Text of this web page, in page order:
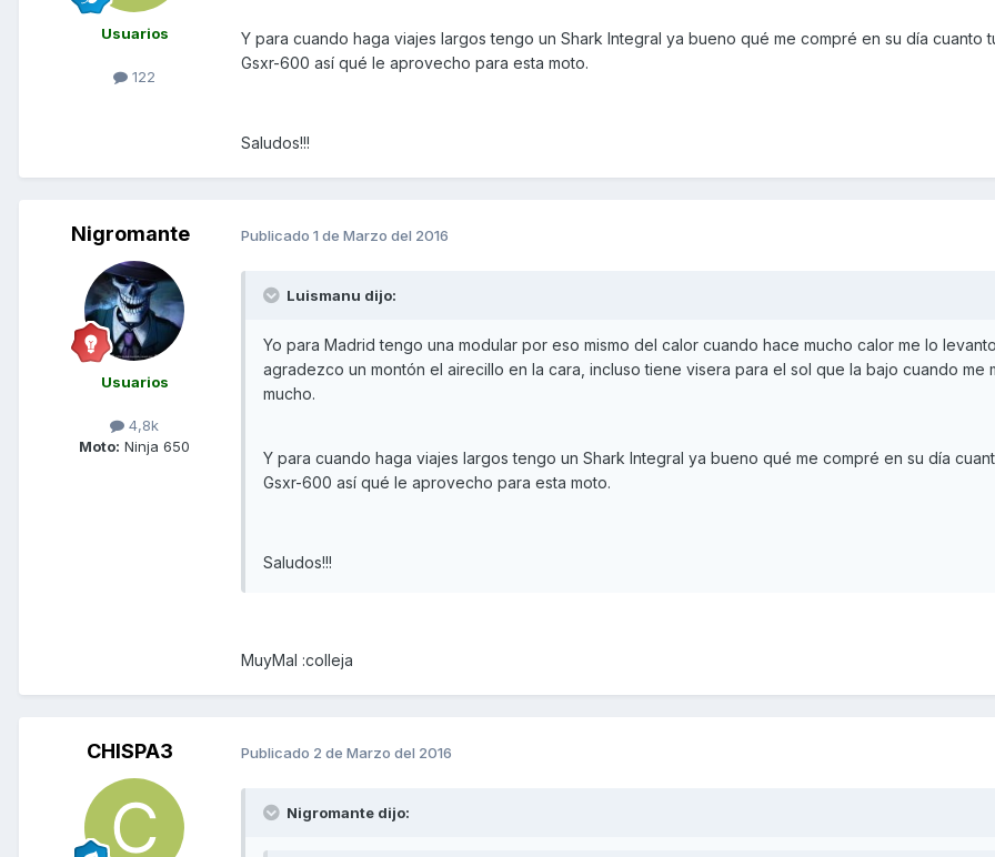
Usuarios
122
Y para cuando haga viajes largos tengo un Shark Integral ya bueno qué me compré en su día cuanto
Gsxr-600 así qué le aprovecho para esta moto.
Saludos!!!
Nigromante
Usuarios
4,8k
Moto: Ninja 650
Publicado 1 de Marzo del 2016
Luismanu dijo:
Yo para Madrid tengo una modular por eso mismo del calor cuando hace mucho calor me lo
agradezco un montón el airecillo en la cara, incluso tiene visera para el sol que la bajo cuando me
mucho.
Y para cuando haga viajes largos tengo un Shark Integral ya bueno qué me compré en su día
Gsxr-600 así qué le aprovecho para esta moto.
Saludos!!!
MuyMal :colleja
CHISPA3 Publicado 2 de Marzo del 2016
Nigromante dijo: